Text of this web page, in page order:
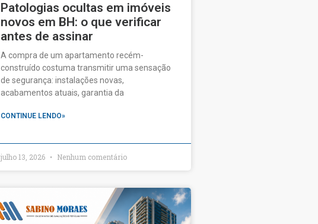
Patologias ocultas em imóveis
novos em BH: o que verificar
antes de assinar
A compra de um apartamento recém-
construído costuma transmitir uma sensação
de segurança: instalações novas,
acabamentos atuais, garantia da
CONTINUE LENDO»
julho 13, 2026 Nenhum comentário